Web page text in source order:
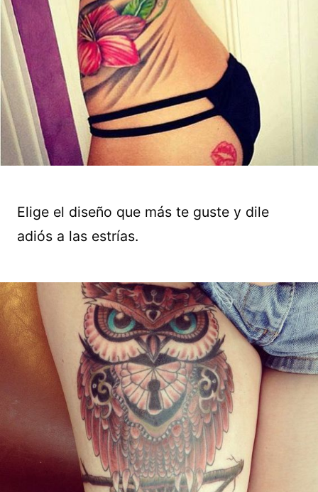
Elige el diseño que más te guste y dile
adiós a las estrías.